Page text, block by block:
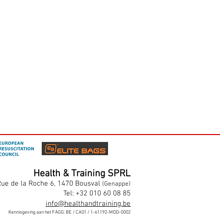
Health & Training SPRL
de la Roche 6, 1470 Bousval (Genappe)
Tel: +32 010 60 08 85
info@healthandtraining.be
Kennisgeving aan het FAGG: BE / CA01 / 1-61192-MDD-0002